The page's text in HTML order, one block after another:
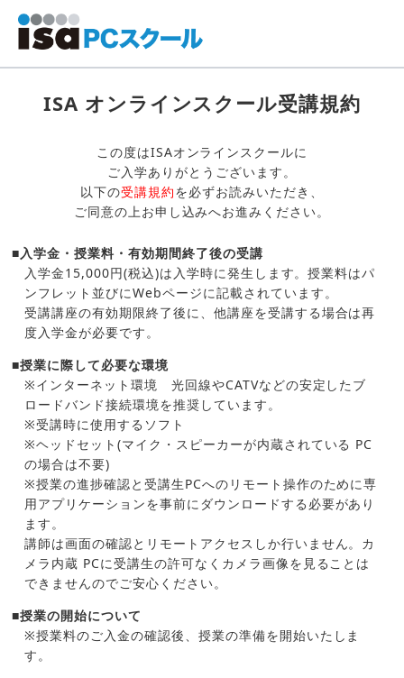
ISA オンラインスクール受講規約
この度はISAオンラインスクールに
ご入学ありがとうございます。
以下の受講規約を必ずお読みいただき、
ご同意の上お申し込みへお進みください。
■入学金・授業料・有効期間終了後の受講
入学金15,000円(税込)は入学時に発生します。授業料はパ
ンフレット並びにWebページに記載されています。
受講講座の有効期限終了後に、他講座を受講する場合は再
度入学金が必要です。
■授業に際して必要な環境
※インターネット環境 光回線やCATVなどの安定したブ
ロードバンド接続環境を推奨しています。
※受講時に使用するソフト
※ヘッドセット(マイク・スピーカーが内蔵されている PC
の場合は不要)
※授業の進捗確認と受講生PCへのリモート操作のために専
用アプリケーションを事前にダウンロードする必要があり
ます。
講師は画面の確認とリモートアクセスしか行いません。カ
メラ内蔵 PCに受講生の許可なくカメラ画像を見ることは
できませんのでご安心ください。
■授業の開始について
※授業料のご入金の確認後、授業の準備を開始いたしま
す。